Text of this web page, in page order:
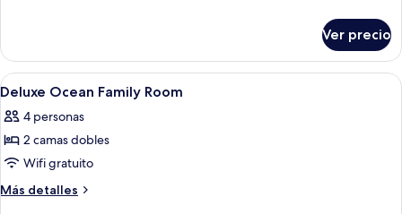
Room
Ocean
Twin
Room
Ver precio
Abrir
todas
las
fotos
de
Deluxe
Escritorio, cortinas blackout y
5
Deluxe Ocean Family Room
4 personas
2 camas dobles
Wifi gratuito
Más detalles
Más